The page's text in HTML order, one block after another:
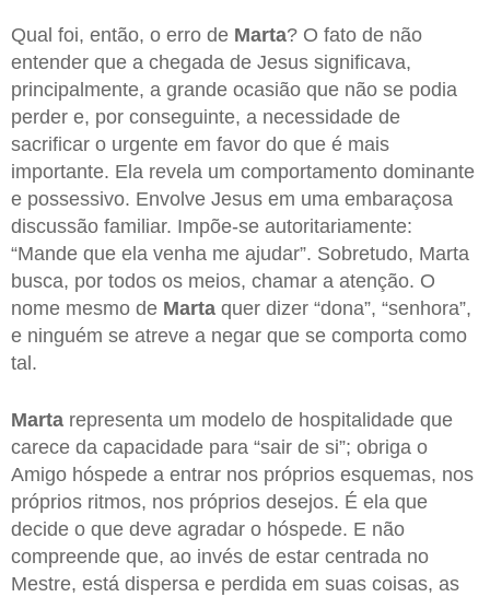
Qual foi, então, o erro de Marta? O fato de não
entender que a chegada de Jesus significava,
principalmente, a grande ocasião que não se podia
perder e, por conseguinte, a necessidade de
sacrificar o urgente em favor do que é mais
importante. Ela revela um comportamento dominante
e possessivo. Envolve Jesus em uma embaraçosa
discussão familiar. Impõe-se autoritariamente:
“Mande que ela venha me ajudar”. Sobretudo, Marta
busca, por todos os meios, chamar a atenção. O
nome mesmo de Marta quer dizer “dona”, “senhora”,
e ninguém se atreve a negar que se comporta como
tal.
Marta representa um modelo de hospitalidade que
carece da capacidade para “sair de si”; obriga o
Amigo hóspede a entrar nos próprios esquemas, nos
próprios ritmos, nos próprios desejos. É ela que
decide o que deve agradar o hóspede. E não
compreende que, ao invés de estar centrada no
Mestre, está dispersa e perdida em suas coisas, as